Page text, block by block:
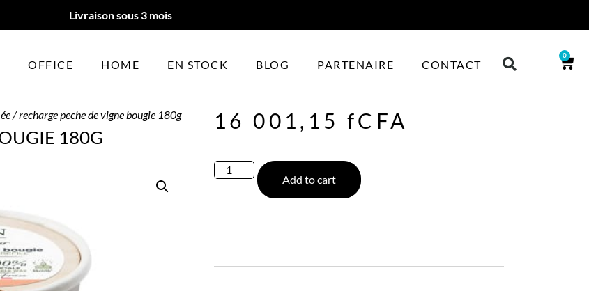
Livraison sous 3 mois
OFFICE HOME EN STOCK BLOG PARTENAIRE CONTACT
0
/ recharge peche de vigne bougie 180g
180G
16 001,15 fCFA
Add to cart